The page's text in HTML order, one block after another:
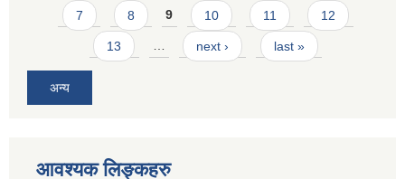
7 8 9 10 11 12
13 … next › last »
अन्य
आवश्यक लिङ्कहरु